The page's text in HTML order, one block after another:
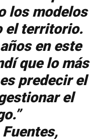
los modelos
el territorio.
en este
que lo más
predecir el
el